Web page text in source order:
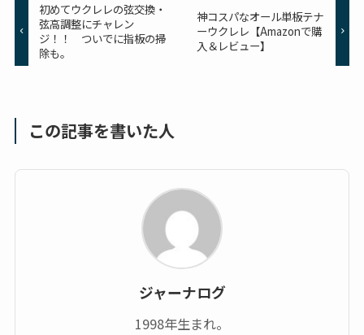
初めてウクレレの弦交換・
弦高調整にチャレン
ジ！！ ついでに指板の掃
除も。
神コスパなオール単板テナ
ーウクレレ【Amazonで購
入＆レビュー】
この記事を書いた人
ジャーナログ
1998年生まれ。